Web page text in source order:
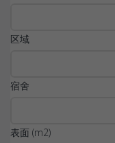
区域
宿舍
表面 (m2)